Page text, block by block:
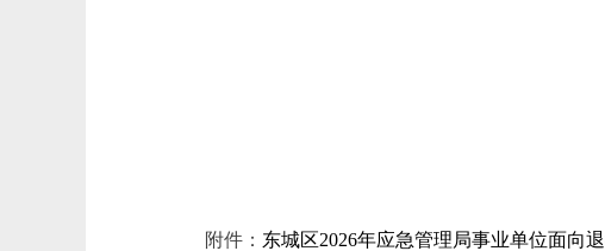
北京
附件： 东城区2026年应急管理局事业单位面向